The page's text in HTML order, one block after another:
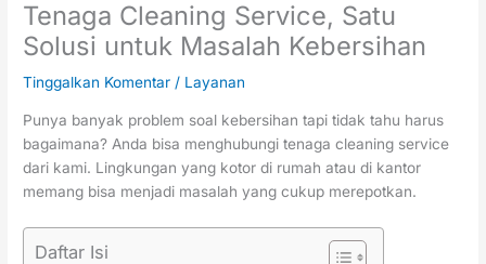
Tenaga Cleaning Service, Satu
Solusi untuk Masalah Kebersihan
Tinggalkan Komentar / Layanan
Punya banyak problem soal kebersihan tapi tidak tahu harus
bagaimana? Anda bisa menghubungi tenaga cleaning service
dari kami. Lingkungan yang kotor di rumah atau di kantor
memang bisa menjadi masalah yang cukup merepotkan.
Daftar Isi